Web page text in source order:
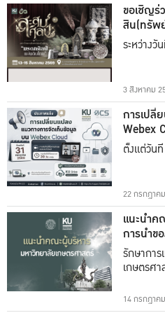
ขอเชิญร่
สิน(ทรัพ
ระหว่าง
3 สิงหาคม
การเปลี่
Webex
ตั้งแต่วัน
22 กรกฎาค
แนะนำค
การนำข
ธรรม
รักษากา
เกษตรศ
14 กรกฎาค